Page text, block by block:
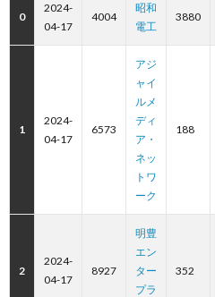
0
2024-
04-17
4004
昭和
電工
3880
1
2024-
04-17
6573
アジ
ャイ
ルメ
ディ
ア・
ネッ
トワ
ーク
188
2
2024-
04-17
8927
明豊
エン
ター
プラ
352